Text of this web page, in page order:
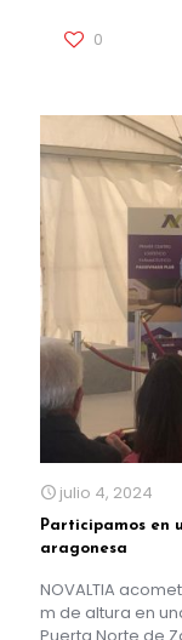
0
julio 4, 2024
Participamos en
aragonesa
NOVALTIA
m de altura en
Puerta Norte de